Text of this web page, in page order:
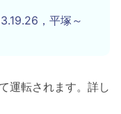
，平塚～
運転されます。詳し